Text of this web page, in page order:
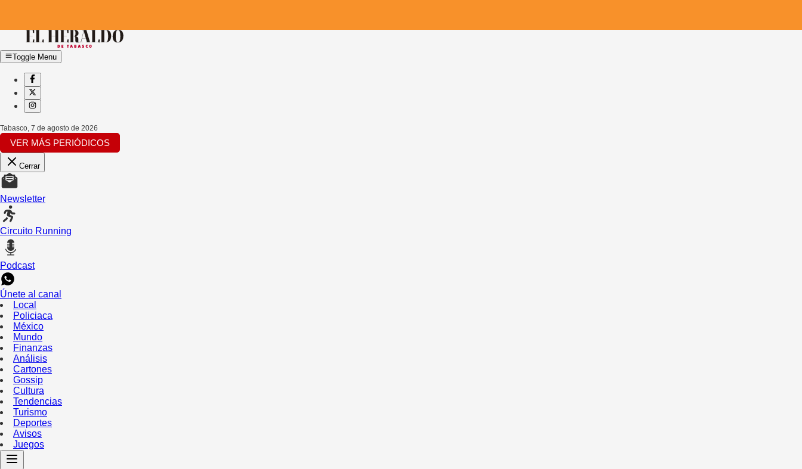
Toggle Menu
Tabasco, 7 de agosto de 2026
VER MÁS PERIÓDICOS
Cerrar
Newsletter
Circuito Running
Podcast
Únete al canal
Local
Policiaca
México
Mundo
Finanzas
Análisis
Cartones
Gossip
Cultura
Tendencias
Turismo
Deportes
Avisos
Juegos